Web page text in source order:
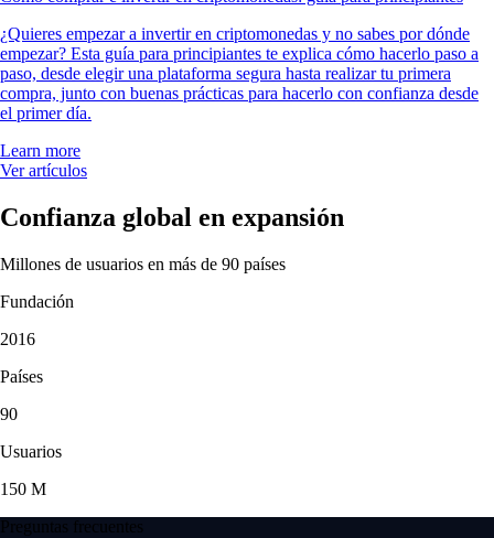
¿Quieres empezar a invertir en criptomonedas y no sabes por dónde
empezar? Esta guía para principiantes te explica cómo hacerlo paso a
paso, desde elegir una plataforma segura hasta realizar tu primera
compra, junto con buenas prácticas para hacerlo con confianza desde
el primer día.
Learn more
Ver artículos
Confianza global en expansión
Millones de usuarios en más de 90 países
Fundación
2016
Países
90
Usuarios
150 M
Preguntas frecuentes